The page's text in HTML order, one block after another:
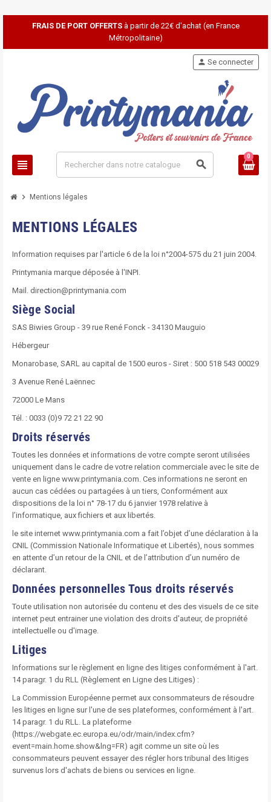
FRAIS DE PORT OFFERTSà partir de 22€ d'achat (en France
Métropolitaine)
view_headline search
person Se connecter
0
chevron_right Mentions légales
MENTIONS LÉGALES
Information requises par l'article 6 de la loi n°2004-575 du 21 juin 2004.
Printymania marque déposée à l'INPI.
Mail. direction@printymania.com
Siège Social
SAS Biwies Group - 39 rue René Fonck - 34130 Mauguio
Hébergeur
Monarobase, SARL au capital de 1500 euros - Siret : 500 518 543 00029
3 Avenue René Laënnec
72000 Le Mans
Tél. : 0033 (0)9 72 21 22 90
Droits réservés
Toutes les données et informations de votre compte seront utilisées
uniquement dans le cadre de votre relation commerciale avec le site de
vente en ligne www.printymania.com. Ces informations ne seront en
aucun cas cédées ou partagées à un tiers, Conformément aux
dispositions de la loi n° 78-17 du 6 janvier 1978 relative à
l’informatique, aux fichiers et aux libertés.
le site internet www.printymania.com a fait l’objet d’une déclaration à la
CNIL (Commission Nationale Informatique et Libertés), nous sommes
en attente d’un retour de la CNIL et de l’attribution d’un numéro de
déclarant.
Données personnelles Tous droits réservés
Toute utilisation non autorisée du contenu et des des visuels de ce site
internet peut entrainer une violation des droits d'auteur, de propriété
intellectuelle ou d'image.
Litiges
Informations sur le règlement en ligne des litiges conformément à l'art.
14 paragr. 1 du RLL (Règlement en Ligne des Litiges) :
La Commission Européenne permet aux consommateurs de résoudre
les litiges en ligne sur l'une de ses plateformes, conformément à l'art.
14 paragr. 1 du RLL. La plateforme
(https://webgate.ec.europa.eu/odr/main/index.cfm?
event=main.home.show&lng=FR) agit comme un site où les
consommateurs peuvent essayer des régler hors tribunal des litiges
survenus lors d'achats de biens ou services en ligne.